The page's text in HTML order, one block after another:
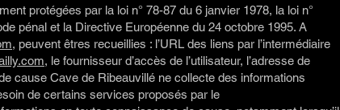
protégées par la loi n° 78-87 du 6 janvier 1978, la loi n°
pénal et la Directive Européenne du 24 octobre 1995. A
, peuvent êtres recueillies : l’URL des liens par l’intermédiaire
, le fournisseur d’accès de l’utilisateur, l’adresse de
cause Cave de Ribeauvillé ne collecte des informations
de certains services proposés par le